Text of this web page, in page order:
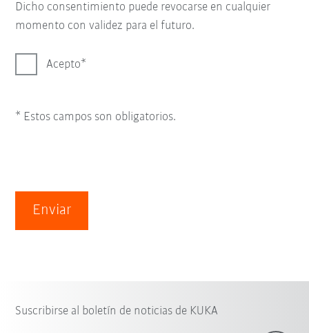
Dicho consentimiento puede revocarse en cualquier
momento con validez para el futuro.
Acepto
* Estos campos son obligatorios.
Enviar
Suscribirse al boletín de noticias de KUKA